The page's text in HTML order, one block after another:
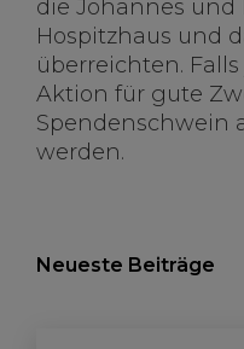
die Johannes und
Hospitzhaus und
überreichten.
Aktion für gute
Spendenschwein
werden.
Neueste Beiträge